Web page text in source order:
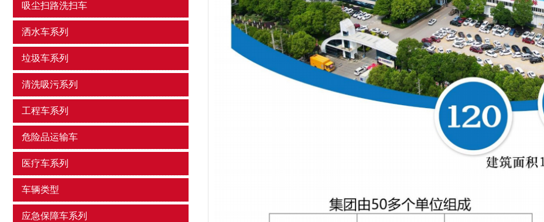
吸尘扫路洗扫车
洒水车系列
垃圾车系列
清洗吸污系列
工程车系列
危险品运输车
医疗车系列
车辆类型
应急保障车系列